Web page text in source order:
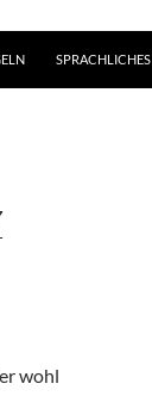
SPRACHLICHES
wohl